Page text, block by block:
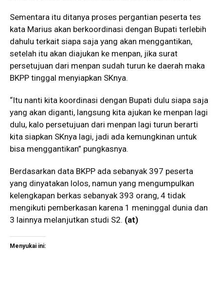
Sementara itu ditanya proses pergantian peserta tes
kata Marius akan berkoordinasi dengan Bupati terlebih
dahulu terkait siapa saja yang akan menggantikan,
setelah itu akan diajukan ke menpan, jika surat
persetujuan dari menpan sudah turun ke daerah maka
BKPP tinggal menyiapkan SKnya.
“Itu nanti kita koordinasi dengan Bupati dulu siapa saja
yang akan diganti, langsung kita ajukan ke menpan lagi
dulu, kalo persetujuan dari menpan lagi turun berarti
kita siapkan SKnya lagi, jadi ada kemungkinan untuk
bisa menggantikan” pungkasnya.
Berdasarkan data BKPP ada sebanyak 397 peserta
yang dinyatakan lolos, namun yang mengumpulkan
kelengkapan berkas sebanyak 393 orang, 4 tidak
mengikuti pemberkasan karena 1 meninggal dunia dan
3 lainnya melanjutkan studi S2. (at)
Menyukai ini: